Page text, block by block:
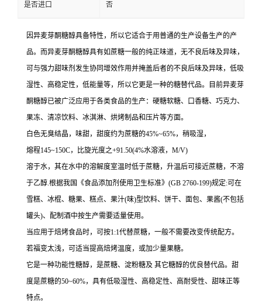
是否进口 否
因异麦芽酮糖醇具备特性，所以它适合于用普通的生产设备生产的产
品。而异麦芽酮糖醇具有如蔗糖一般的纯正味道，无不良后味及异味，
可与强力甜味剂发生协同增效作用并掩盖后者的不良后味及异味，低吸
湿性、高稳定性，低能量等，所以它更是一种的糖替代品。目前异麦芽
酮糖醇已被广泛应用于各类食品的生产：硬糖软糖、口香糖、巧克力、
果冻、清凉饮料、冰淇淋、烘烤制品和压片等方面。
白色无臭结晶，味甜，甜度约为蔗糖的45%~65%，稍吸湿，
熔程145~150C，比旋光度之+91.50(4%水溶液，M/V)
溶于水，其在水中的溶解度室温时低于蔗糖，升温后可接近蔗糖，不溶
于乙醇.根据我国《食品添加剂使用卫生标准》(GB 2760-199)规定:可在
雪糕、冰棍、糖果、糕点、果汁(味)型饮料、饼干、面包、果酱(不包括
罐头)、配制酒中按生产需要适量使用。
当应用于焙烤食品时，可按1:1代替蔗糖，一般不需要改变传统配方。
若福变太浅，可适当提高焙烤温度，或加少量果糖。
它是一种功能性糖醇，是蔗糖、淀粉糖及 其它糖醇的优良替代品。甜
度是蔗糖的50~60%，具有低吸湿性、高稳定性、高耐受性、甜味正等
特点。